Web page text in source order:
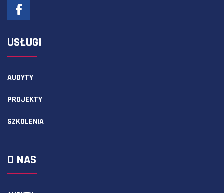
USŁUGI
AUDYTY
PROJEKTY
SZKOLENIA
O NAS